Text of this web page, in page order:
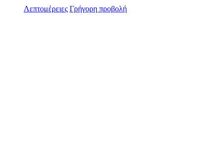
Λεπτομέρειες Γρήγορη προβολή